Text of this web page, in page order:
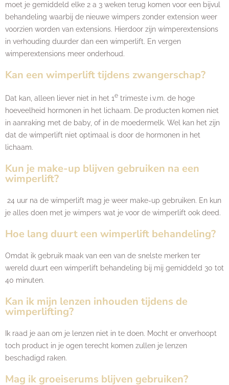
moet je gemiddeld elke 2 a 3 weken terug komen voor een bijvul
behandeling waarbij de nieuwe wimpers zonder extension weer
voorzien worden van extensions. Hierdoor zijn wimperextensions
in verhouding duurder dan een wimperlift. En vergen
wimperextensions meer onderhoud.
Kan een wimperlift tijdens zwangerschap?
Dat kan, alleen liever niet in het 1e trimeste i.v.m. de hoge
hoeveelheid hormonen in het lichaam. De producten komen niet
in aanraking met de baby, of in de moedermelk. Wel kan het zijn
dat de wimperlift niet optimaal is door de hormonen in het
lichaam.
Kun je make-up blijven gebruiken na een
wimperlift?
24 uur na de wimperlift mag je weer make-up gebruiken. En kun
je alles doen met je wimpers wat je voor de wimperlift ook deed.
Hoe lang duurt een wimperlift behandeling?
Omdat ik gebruik maak van een van de snelste merken ter
wereld duurt een wimperlift behandeling bij mij gemiddeld 30 tot
40 minuten.
Kan ik mijn lenzen inhouden tijdens de
wimperlifting?
Ik raad je aan om je lenzen niet in te doen. Mocht er onverhoopt
toch product in je ogen terecht komen zullen je lenzen
beschadigd raken.
Mag ik groeiserums blijven gebruiken?